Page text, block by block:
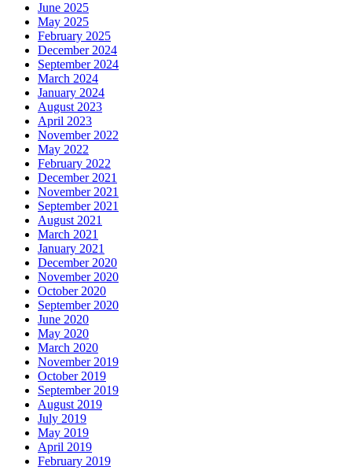
June 2025
May 2025
February 2025
December 2024
September 2024
March 2024
January 2024
August 2023
April 2023
November 2022
May 2022
February 2022
December 2021
November 2021
September 2021
August 2021
March 2021
January 2021
December 2020
November 2020
October 2020
September 2020
June 2020
May 2020
March 2020
November 2019
October 2019
September 2019
August 2019
July 2019
May 2019
April 2019
February 2019